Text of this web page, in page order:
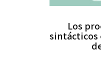
Los
sintácticos